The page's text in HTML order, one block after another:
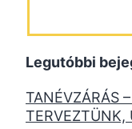
Legutóbbi
TANÉVZÁRÁS
TERVEZTÜNK,